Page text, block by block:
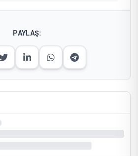
PAYLAŞ: